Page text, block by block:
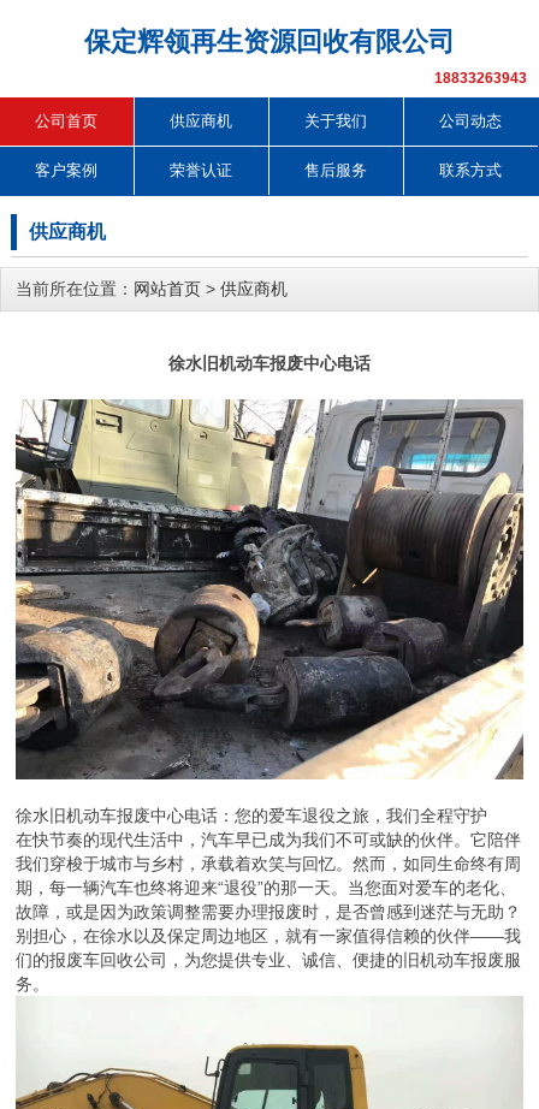
保定辉领再生资源回收有限公司
18833263943
公司首页 供应商机 关于我们 公司动态
客户案例 荣誉认证 售后服务 联系方式
供应商机
当前所在位置： 网站首页 > 供应商机
徐水旧机动车报废中心电话
徐水旧机动车报废中心电话：您的爱车退役之旅，我们全程守护
在快节奏的现代生活中，汽车早已成为我们不可或缺的伙伴。它陪伴
我们穿梭于城市与乡村，承载着欢笑与回忆。然而，如同生命终有周
期，每一辆汽车也终将迎来“退役”的那一天。当您面对爱车的老化、
故障，或是因为政策调整需要办理报废时，是否曾感到迷茫与无助？
别担心，在徐水以及保定周边地区，就有一家值得信赖的伙伴——我
们的报废车回收公司，为您提供专业、诚信、便捷的旧机动车报废服
务。